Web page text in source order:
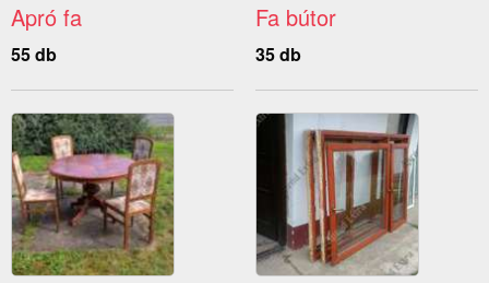
Apró fa
55 db
Fa bútor
35 db